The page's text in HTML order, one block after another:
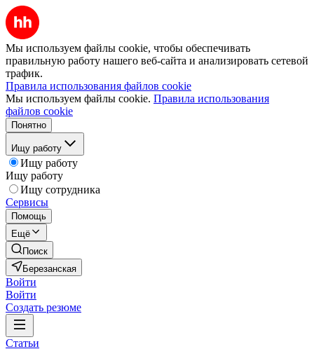
Мы используем файлы cookie, чтобы обеспечивать
правильную работу нашего веб-сайта и анализировать сетевой
трафик.
Правила использования файлов cookie
Мы используем файлы cookie. Правила использования
файлов cookie
Понятно
Ищу работу
Ищу работу
Ищу работу
Ищу сотрудника
Сервисы
Помощь
Ещё
Поиск
Березанская
Войти
Войти
Создать резюме
Статьи